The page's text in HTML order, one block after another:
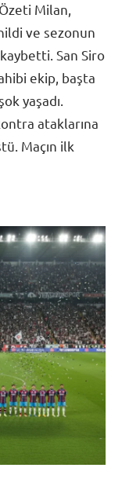
Milan,
ve sezonun
San Siro
ekip, başta
yaşadı.
ataklarına
Maçın ilk